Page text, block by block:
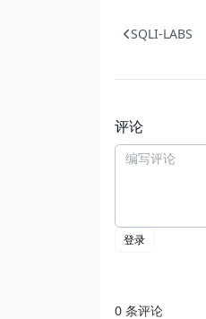
SQLI-LABS
评论